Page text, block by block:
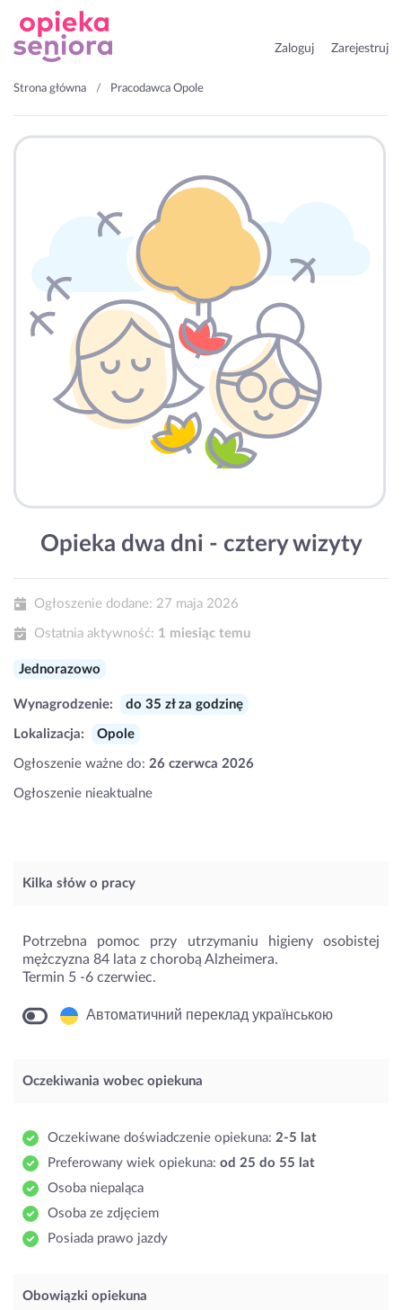
Zaloguj Zarejestruj
Strona główna Pracodawca Opole
Opieka dwa dni - cztery wizyty
Ogłoszenie dodane: 27 maja 2026
Ostatnia aktywność: 1 miesiąc temu
Jednorazowo
Wynagrodzenie: do 35 zł za godzinę
Lokalizacja: Opole
Ogłoszenie ważne do: 26 czerwca 2026
Ogłoszenie nieaktualne
Kilka słów o pracy
Potrzebna pomoc przy utrzymaniu higieny osobistej
mężczyzna 84 lata z chorobą Alzheimera.
Termin 5 -6 czerwiec.
Автоматичний переклад українською
Oczekiwania wobec opiekuna
Oczekiwane doświadczenie opiekuna: 2-5 lat
Preferowany wiek opiekuna: od 25 do 55 lat
Osoba niepaląca
Osoba ze zdjęciem
Posiada prawo jazdy
Obowiązki opiekuna